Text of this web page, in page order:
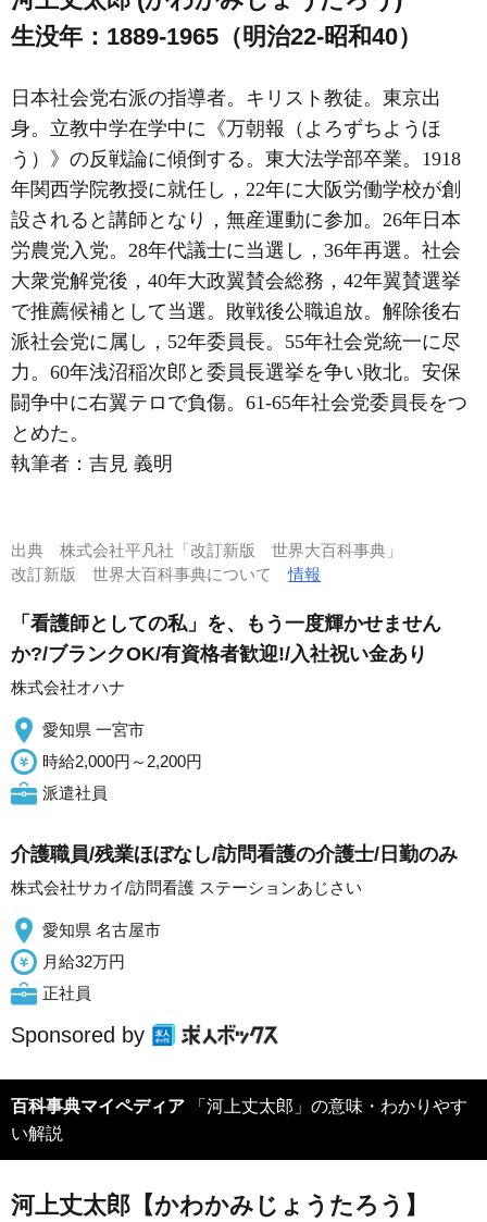
生没年：1889-1965（明治22-昭和40）
日本社会党右派の指導者。キリスト教徒。東京出
身。立教中学在学中に《万朝報（よろずちようほ
う）》の反戦論に傾倒する。東大法学部卒業。1918
年関西学院教授に就任し，22年に大阪労働学校が創
設されると講師となり，無産運動に参加。26年日本
労農党入党。28年代議士に当選し，36年再選。社会
大衆党解党後，40年大政翼賛会総務，42年翼賛選挙
で推薦候補として当選。敗戦後公職追放。解除後右
派社会党に属し，52年委員長。55年社会党統一に尽
力。60年浅沼稲次郎と委員長選挙を争い敗北。安保
闘争中に右翼テロで負傷。61-65年社会党委員長をつ
とめた。
執筆者： 吉見 義明
出典 株式会社平凡社「改訂新版 世界大百科事典」
改訂新版 世界大百科事典について情報
「看護師としての私」を、もう一度輝かせません
か?/ブランクOK/有資格者歓迎!/入社祝い金あり
株式会社オハナ
愛知県 一宮市
時給2,000円～2,200円
派遣社員
介護職員/残業ほぼなし/訪問看護の介護士/日勤のみ
株式会社サカイ/訪問看護 ステーションあじさい
愛知県 名古屋市
月給32万円
正社員
Sponsored by
百科事典マイペディア 「河上丈太郎」の意味・わかりやす
い解説
河上丈太郎【かわかみじょうたろう】